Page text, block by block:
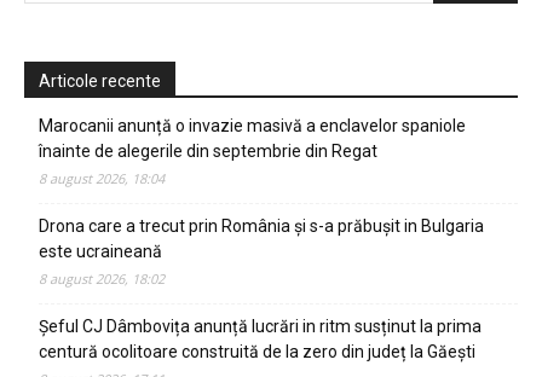
Articole recente
Marocanii anunță o invazie masivă a enclavelor spaniole
înainte de alegerile din septembrie din Regat
8 august 2026, 18:04
Drona care a trecut prin România și s-a prăbușit in Bulgaria
este ucraineană
8 august 2026, 18:02
Șeful CJ Dâmbovița anunță lucrări in ritm susținut la prima
centură ocolitoare construită de la zero din județ la Găești